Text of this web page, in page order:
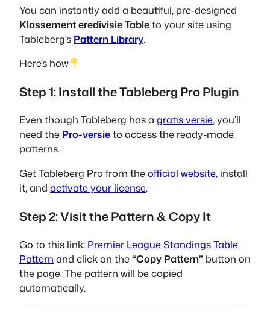
You can instantly add a beautiful, pre-designed
Klassement eredivisie Tableto your site using
Tableberg’s Pattern Library.
Here’s how
Step 1: Install the Tableberg Pro Plugin
Even though Tableberg has a gratis versie, you’ll
need the Pro-versieto access the ready-made
patterns.
Get Tableberg Pro from theofficial website, install
it, and activate your license.
Step 2: Visit the Pattern & Copy It
Go to this link: Premier League Standings Table
Pattern and click on the“Copy Pattern” button on
the page. The pattern will be copied
automatically.